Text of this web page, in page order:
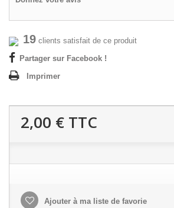
19 clients satisfait de ce produit
Partager sur Facebook !
Imprimer
2,00 € TTC
Ajouter à ma liste de favorie